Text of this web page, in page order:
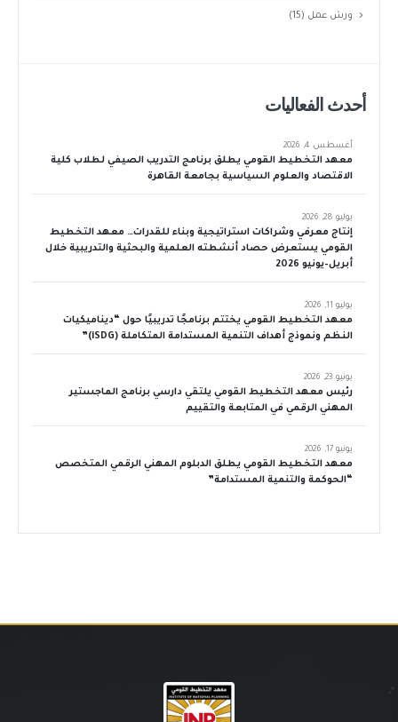
ورش عمل (15)
أحدث الفعاليات
معهد التخطيط القومي يطلق برنامج التدريب الصيفي لطلاب كلية
الاقتصاد والعلوم السياسية بجامعة القاهرة
أغسطس 4, 2026
إنتاج معرفي وشراكات استراتيجية وبناء للقدرات… معهد التخطيط
القومي يستعرض حصاد أنشطته العلمية والبحثية والتدريبية خلال
أبريل–يونيو 2026
يوليو 28, 2026
معهد التخطيط القومي يختتم برنامجًا تدريبيًا حول “ديناميكيات
النظم ونموذج أهداف التنمية المستدامة المتكاملة (iSDG)”
يوليو 11, 2026
رئيس معهد التخطيط القومي يلتقي دارسي برنامج الماجستير
المهني الرقمي في المتابعة والتقييم
يونيو 23, 2026
معهد التخطيط القومي يطلق الدبلوم المهني الرقمي المتخصص
“الحوكمة والتنمية المستدامة”
يونيو 17, 2026